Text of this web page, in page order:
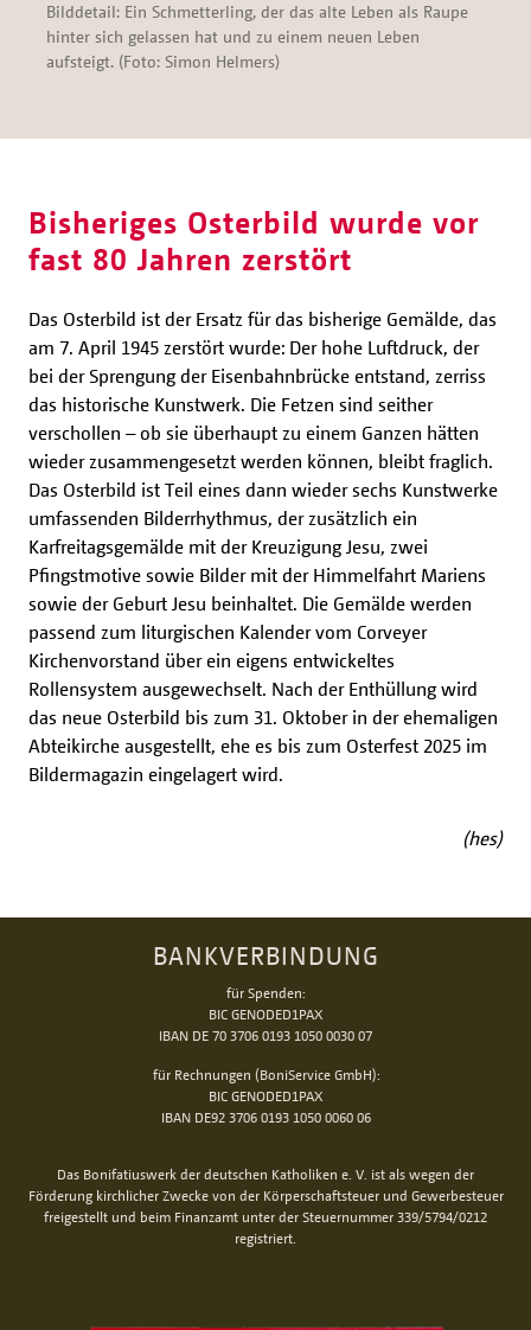
Bilddetail: Ein Schmetterling, der das alte Leben als Raupe
hinter sich gelassen hat und zu einem neuen Leben
aufsteigt. (Foto: Simon Helmers)
Bisheriges Osterbild wurde vor
fast 80 Jahren zerstört
Das Osterbild ist der Ersatz für das bisherige Gemälde, das
am 7. April 1945 zerstört wurde: Der hohe Luftdruck, der
bei der Sprengung der Eisenbahnbrücke entstand, zerriss
das historische Kunstwerk. Die Fetzen sind seither
verschollen – ob sie überhaupt zu einem Ganzen hätten
wieder zusammengesetzt werden können, bleibt fraglich.
Das Osterbild ist Teil eines dann wieder sechs Kunstwerke
umfassenden Bilderrhythmus, der zusätzlich ein
Karfreitagsgemälde mit der Kreuzigung Jesu, zwei
Pfingstmotive sowie Bilder mit der Himmelfahrt Mariens
sowie der Geburt Jesu beinhaltet. Die Gemälde werden
passend zum liturgischen Kalender vom Corveyer
Kirchenvorstand über ein eigens entwickeltes
Rollensystem ausgewechselt. Nach der Enthüllung wird
das neue Osterbild bis zum 31. Oktober in der ehemaligen
Abteikirche ausgestellt, ehe es bis zum Osterfest 2025 im
Bildermagazin eingelagert wird.
(hes)
BANKVERBINDUNG
für Spenden:
BIC GENODED1PAX
IBAN DE 70 3706 0193 1050 0030 07
für Rechnungen (BoniService GmbH):
BIC GENODED1PAX
IBAN DE92 3706 0193 1050 0060 06
Das Bonifatiuswerk der deutschen Katholiken e. V. ist als wegen der
Förderung kirchlicher Zwecke von der Körperschaftsteuer und Gewerbesteuer
freigestellt und beim Finanzamt unter der Steuernummer 339/5794/0212
registriert.